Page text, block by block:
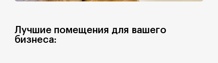
Лучшие помещения для вашего
бизнеса: